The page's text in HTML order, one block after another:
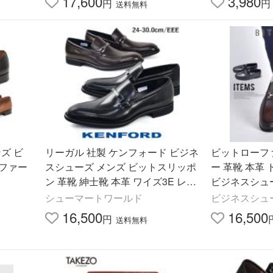
円 送料無料 円
ビ
ァー
リーガル 社製 ケンフォード ビジネ
スシューズ メンズ ビットスリッポ
ン 革靴 紳士靴 本革 ワイズ3E レザ
ーシューズ リクルート フレッシャ
ーズ フォーマル KP31
シューマートワールド
16,500円 送料無料
ビットロー
ー 革靴 本革
ビジネスシ
しゃれ
ビジネスシ
16,500